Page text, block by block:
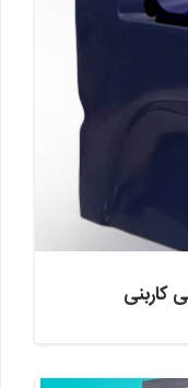
کاربنی